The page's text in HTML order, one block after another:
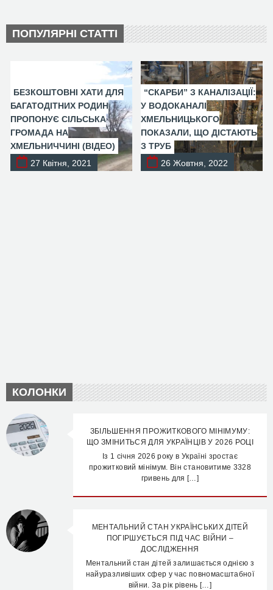
ПОПУЛЯРНІ СТАТТІ
БЕЗКОШТОВНІ ХАТИ ДЛЯ
БАГАТОДІТНИХ РОДИН
ПРОПОНУЄ СІЛЬСЬКА
ГРОМАДА НА
ХМЕЛЬНИЧЧИНІ (ВІДЕО)
27 Квітня, 2021
“СКАРБИ” З КАНАЛІЗАЦІЇ:
У ВОДОКАНАЛІ
ХМЕЛЬНИЦЬКОГО
ПОКАЗАЛИ, ЩО ДІСТАЮТЬ
З ТРУБ
26 Жовтня, 2022
КОЛОНКИ
ЗБІЛЬШЕННЯ ПРОЖИТКОВОГО МІНІМУМУ:
ЩО ЗМІНИТЬСЯ ДЛЯ УКРАЇНЦІВ У 2026 РОЦІ
Із 1 січня 2026 року в Україні зростає
прожитковий мінімум. Він становитиме 3328
гривень для […]
МЕНТАЛЬНИЙ СТАН УКРАЇНСЬКИХ ДІТЕЙ
ПОГІРШУЄТЬСЯ ПІД ЧАС ВІЙНИ –
ДОСЛІДЖЕННЯ
Ментальний стан дітей залишається однією з
найуразливіших сфер у час повномасштабної
війни. За рік рівень […]